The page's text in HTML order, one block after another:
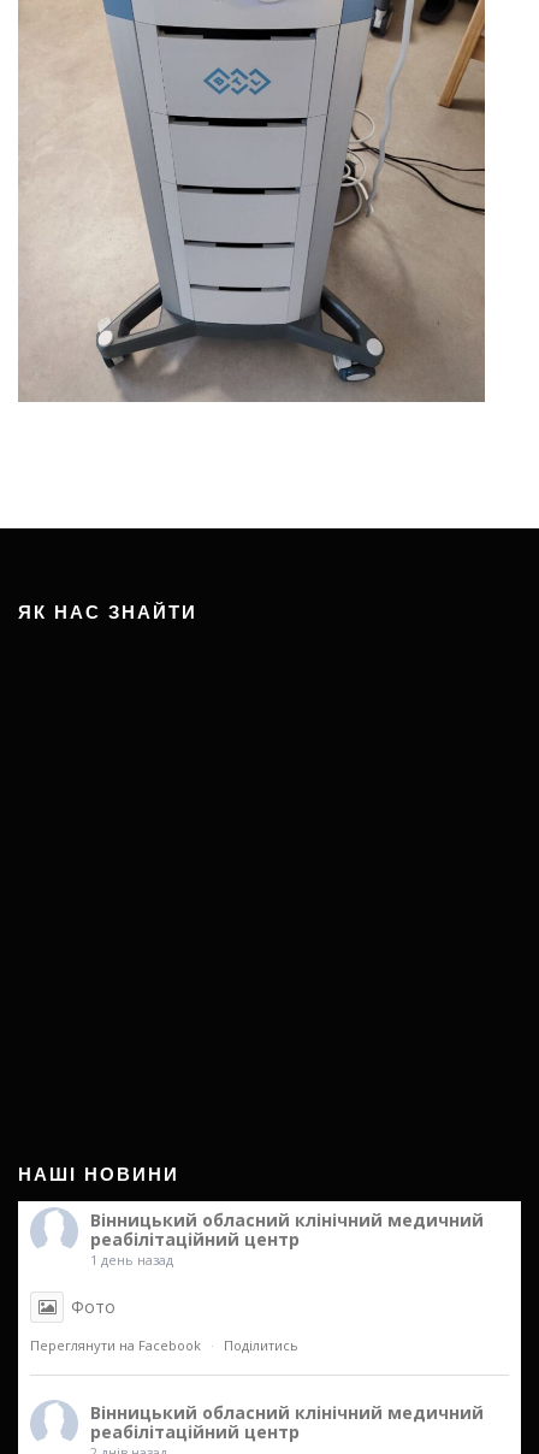
ЯК НАС ЗНАЙТИ
НАШІ НОВИНИ
Вінницький обласний клінічний медичний
реабілітаційний центр
1 день назад
Фото
Переглянути на Facebook · Поділитись
Вінницький обласний клінічний медичний
реабілітаційний центр